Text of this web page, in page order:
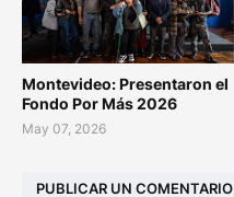
Montevideo: Presentaron el
Fondo Por Más 2026
May 07, 2026
PUBLICAR UN COMENTARIO